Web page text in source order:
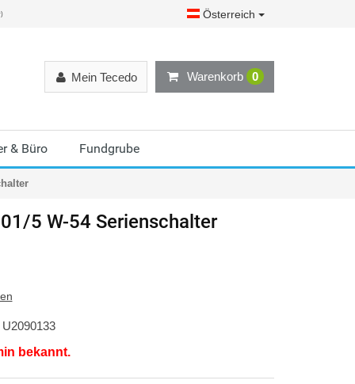
Österreich
Warenkorb 0
Mein Tecedo
& Büro Fundgrube
5 W-54 Serienschalter
U2090133
bekannt.